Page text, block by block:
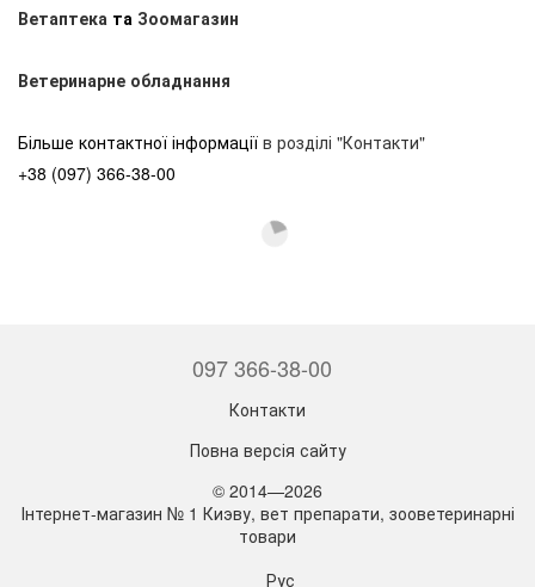
Ветаптека та Зоомагазин
Ветеринарне обладнання
Більше контактної інформації в розділі "Контакти"
+38 (097) 366-38-00
097 366-38-00
Контакти
Повна версія сайту
© 2014—2026
Інтернет-магазин № 1 Киэву, вет препарати, зооветеринарні
товари
Рус